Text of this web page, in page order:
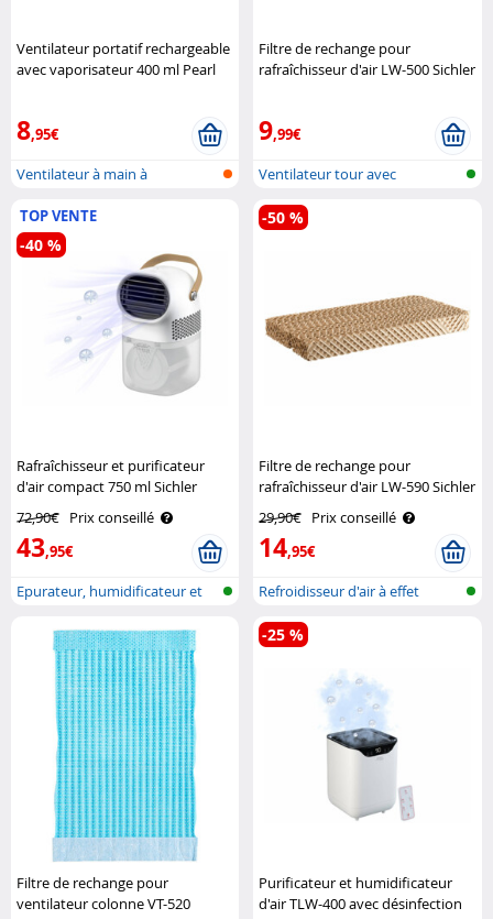
Ventilateur portatif rechargeable
avec vaporisateur 400 ml Pearl
8,95€
Ventilateur à main à
Filtre de rechange pour
rafraîchisseur d'air LW-500 Sichler
9,99€
Ventilateur tour avec
humidificateu..
TOP VENTE
Rafraîchisseur et purificateur
d'air compact 750 ml Sichler
72,90€ Prix conseillé
43,95€
-40 %
Epurateur, humidificateur et
Filtre de rechange pour
rafraîchisseur d'air LW-590 Sichler
29,90€ Prix conseillé
14,95€
-50 %
Refroidisseur d'air à effet
Peltier..
Filtre de rechange pour
ventilateur colonne VT-520
Purificateur et humidificateur
d'air TLW-400 avec désinfection
-25 %